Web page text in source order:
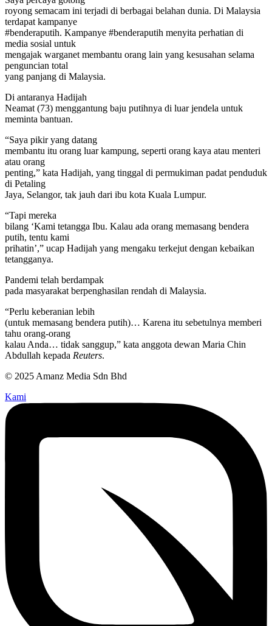
royong semacam ini terjadi di berbagai belahan dunia. Di Malaysia
terdapat kampanye
#benderaputih. Kampanye #benderaputih menyita perhatian di
media sosial untuk
mengajak warganet membantu orang lain yang kesusahan selama
penguncian total
yang panjang di Malaysia.
Di antaranya Hadijah
Neamat (73) menggantung baju putihnya di luar jendela untuk
meminta bantuan.
“Saya pikir yang datang
membantu itu orang luar kampung, seperti orang kaya atau menteri
atau orang
penting,” kata Hadijah, yang tinggal di permukiman padat penduduk
di Petaling
Jaya, Selangor, tak jauh dari ibu kota Kuala Lumpur.
“Tapi mereka
bilang ‘Kami tetangga Ibu. Kalau ada orang memasang bendera
putih, tentu kami
prihatin’,” ucap Hadijah yang mengaku terkejut dengan kebaikan
tetangganya.
Pandemi telah berdampak
pada masyarakat berpenghasilan rendah di Malaysia.
“Perlu keberanian lebih
(untuk memasang bendera putih)… Karena itu sebetulnya memberi
tahu orang-orang
kalau Anda… tidak sanggup,” kata anggota dewan Maria Chin
Abdullah kepada Reuters.
© 2025 Amanz Media Sdn Bhd
Kami